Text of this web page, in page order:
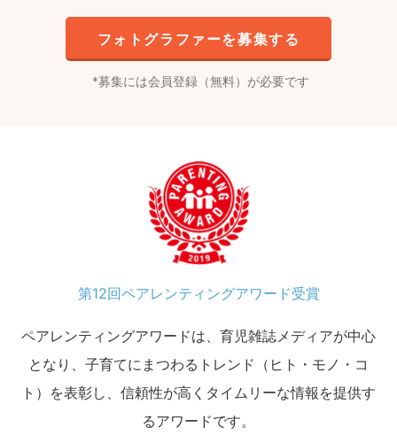
フォトグラファーを募集する
募集には会員登録（無料）が必要です
第12回ペアレンティングアワード受賞
ペアレンティングアワードは、育児雑誌メディアが中心
となり、子育てにまつわるトレンド（ヒト・モノ・コ
ト）を表彰し、信頼性が高くタイムリーな情報を提供す
るアワードです。